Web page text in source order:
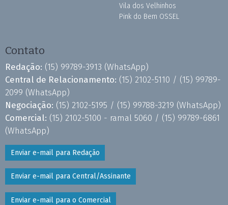
Vila dos Velhinhos
Pink do Bem OSSEL
Contato
Redação: (15) 99789-3913 (WhatsApp)
Central de Relacionamento: (15) 2102-5110 / (15) 99789-
2099 (WhatsApp)
Negociação: (15) 2102-5195 / (15) 99788-3219 (WhatsApp)
Comercial: (15) 2102-5100 - ramal 5060 / (15) 99789-6861
(WhatsApp)
Enviar e-mail para Redação
Enviar e-mail para Central/Assinante
Enviar e-mail para o Comercial